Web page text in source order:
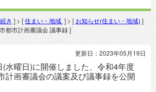
き ] > [住まい・地域 ] > [ お知らせ(住まい・地域) ]
都市計画審議会 議事録 ]
更新日：2023年05月19日
水曜日)に開催しました、令和4年度
計画審議会の議案及び議事録を公開